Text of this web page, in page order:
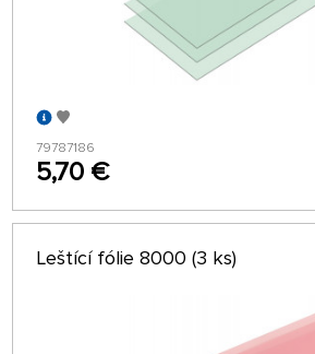
79787186
5,70 €
Leštící fólie 8000 (3 ks)